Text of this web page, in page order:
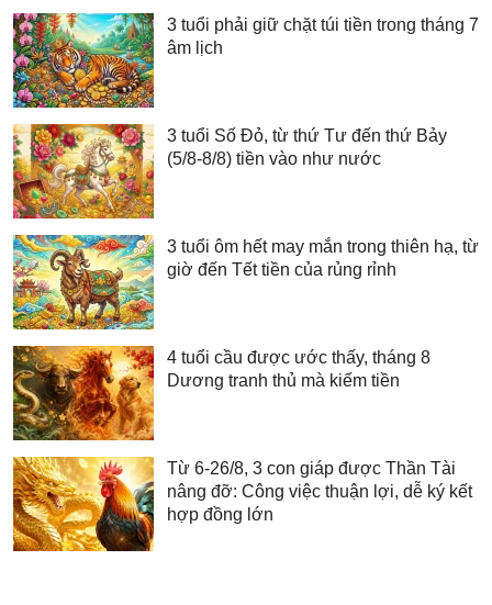
3 tuổi phải giữ chặt túi tiền trong tháng 7
âm lịch
3 tuổi Số Đỏ, từ thứ Tư đến thứ Bảy
(5/8-8/8) tiền vào như nước
3 tuổi ôm hết may mắn trong thiên hạ, từ
giờ đến Tết tiền của rủng rỉnh
4 tuổi cầu được ước thấy, tháng 8
Dương tranh thủ mà kiếm tiền
Từ 6-26/8, 3 con giáp được Thần Tài
nâng đỡ: Công việc thuận lợi, dễ ký kết
hợp đồng lớn